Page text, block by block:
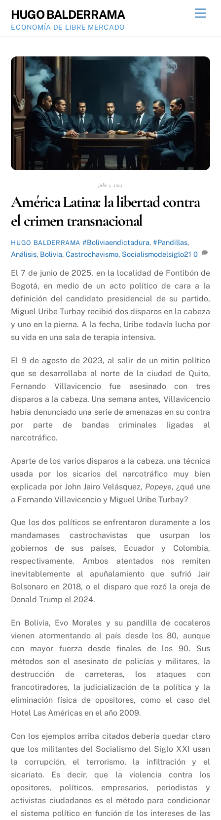
content
HUGO BALDERRAMA
ECONOMÍA DE LIBRE MERCADO
julio 1, 2025
América Latina: la libertad contra
el crimen transnacional
HUGO BALDERRAMA #Boliviaendictadura,#Pandillas,
Análisis, Bolivia,Castrochavismo, Socialismodelsiglo21 0
El 7 de junio de 2025, en la localidad de Fontibón de
Bogotá, en medio de un acto político de cara a la
definición del candidato presidencial de su partido,
Miguel Uribe Turbay recibió dos disparos en la cabeza
y uno en la pierna. A la fecha, Uribe todavía lucha por
su vida en una sala de terapia intensiva.
El 9 de agosto de 2023, al salir de un mitin político
que se desarrollaba al norte de la ciudad de Quito,
Fernando Villavicencio fue asesinado con tres
disparos a la cabeza. Una semana antes, Villavicencio
había denunciado una serie de amenazas en su contra
por parte de bandas criminales ligadas al
narcotráfico.
Aparte de los varios disparos a la cabeza, una técnica
usada por los sicarios del narcotráfico muy bien
explicada por John Jairo Velásquez, Popeye, ¿qué une
a Fernando Villavicencio y Miguel Uribe Turbay?
Que los dos políticos se enfrentaron duramente a los
mandamases castrochavistas que usurpan los
gobiernos de sus países, Ecuador y Colombia,
respectivamente. Ambos atentados nos remiten
inevitablemente al apuñalamiento que sufrió Jair
Bolsonaro en 2018, o el disparo que rozó la oreja de
Donald Trump el 2024.
En Bolivia, Evo Morales y su pandilla de cocaleros
vienen atormentando al país desde los 80, aunque
con mayor fuerza desde finales de los 90. Sus
métodos son el asesinato de policías y militares, la
destrucción de carreteras, los ataques con
francotiradores, la judicialización de la política y la
eliminación física de opositores, como el caso del
Hotel Las Américas en el año 2009.
Con los ejemplos arriba citados debería quedar claro
que los militantes del Socialismo del Siglo XXI usan
la corrupción, el terrorismo, la infiltración y el
sicariato. Es decir, que la violencia contra los
opositores, políticos, empresarios, periodistas y
activistas ciudadanos es el método para condicionar
el sistema político en función de los intereses de las